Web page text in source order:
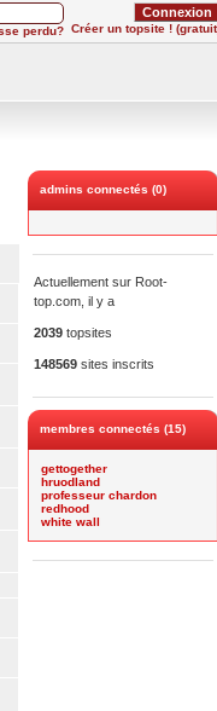
perdu? Créer un topsite !
admins connectés (0)
Actuellement sur Root-
top.com, il y a
2039topsites
148569sites inscrits
membres connectés (15)
gettogether
hruodland
professeur chardon
redhood
white wall